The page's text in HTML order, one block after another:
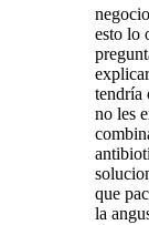
esto lo
no les
que
la